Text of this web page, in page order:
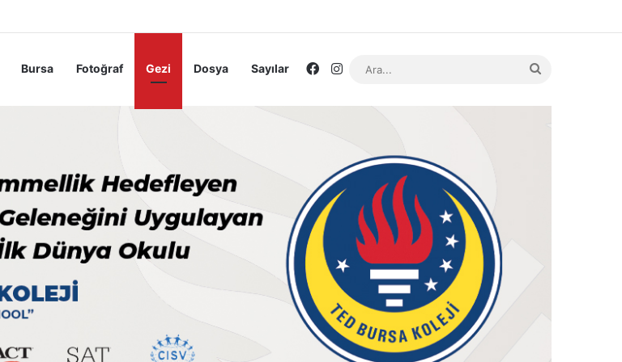
Bursa Fotoğraf Gezi Dosya Sayılar Facebook
Instagram